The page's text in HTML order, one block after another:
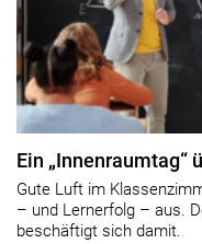
Ein „Innenraumtag“
Gute Luft im
– und Lernerfolg – aus.
beschäftigt sich damit.